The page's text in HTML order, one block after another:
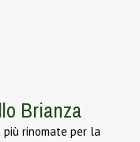
Brianza
rinomate per la